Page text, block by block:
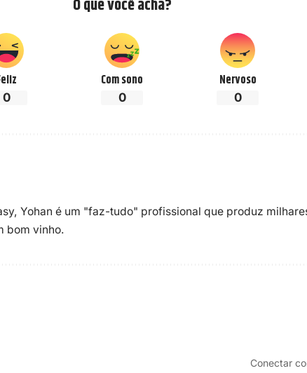
O que você acha?
0
Com sono
0
Nervoso
0
Yohan é um "faz-tudo" profissional que produz
bom vinho.
Conectar